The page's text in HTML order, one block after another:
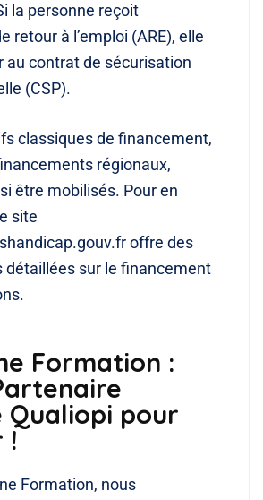
la personne reçoit
retour à l’emploi (ARE), elle
au contrat de sécurisation
(CSP).
classiques de financement,
régionaux,
être mobilisés. Pour en
site
offre des
détaillées sur le financement
Formation :
pour
!
Formation, nous